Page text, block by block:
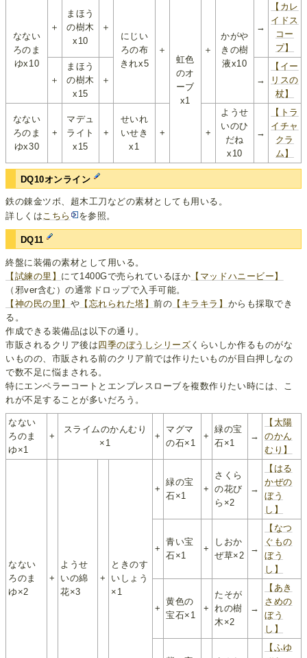
なない
ろのま
ゆx10
＋
まほう
の樹木
x10
＋
にじい
ろの布
きれx5
＋
虹色
のオ
ーブ
x1
＋
かがや
きの樹
液x10
→
【カレ
イドス
コー
プ】
＋
まほう
の樹木
x15
＋ →
【イー
リスの
杖】
なない
ろのま
ゆx30
+
マデュ
ライト
x15
+
せいれ
いせき
x1
+ +
ようせ
いのひ
だね
x10
→
【トラ
イチャ
クラ
ム】
DQ10オンライン
鉄の錬金ツボ、超木工刀などの素材としても用いる。
詳しくはこちら を参照。
DQ11
終盤に装備の素材として用いる。
【試練の里】 にて1400Gで売られているほか 【マッドハニービー】
（邪ver含む）の通常ドロップで入手可能。
【神の民の里】 や 【忘れられた塔】前の 【キラキラ】 からも採取でき
る。
作成できる装備品は以下の通り。
市販されるクリア後は四季のぼうしシリーズ くらいしか作るものがな
いものの、市販される前のクリア前では作りたいものが目白押しなの
で数不足に悩まされる。
特にエンペラーコートとエンプレスローブを複数作りたい時には、こ
れが不足することが多いだろう。
なない
ろのま
ゆ×1
+
スライムのかんむり
×1
+
マグマ
の石×1
+
緑の宝
石×1
→
【太陽
のかん
むり】
なない
ろのま
ゆ×2
+
ようせ
いの綿
花×3
+
ときのす
いしょう
×1
+
緑の宝
石×1
+
さくら
の花び
ら×2
→
【はる
かぜの
ぼう
し】
+
青い宝
石×1
+
しおか
ぜ草×2
→
【なつ
ぐもの
ぼう
し】
+
黄色の
宝石×1
+
たそが
れの樹
木×2
→
【あき
さめの
ぼう
し】
【ふゆ